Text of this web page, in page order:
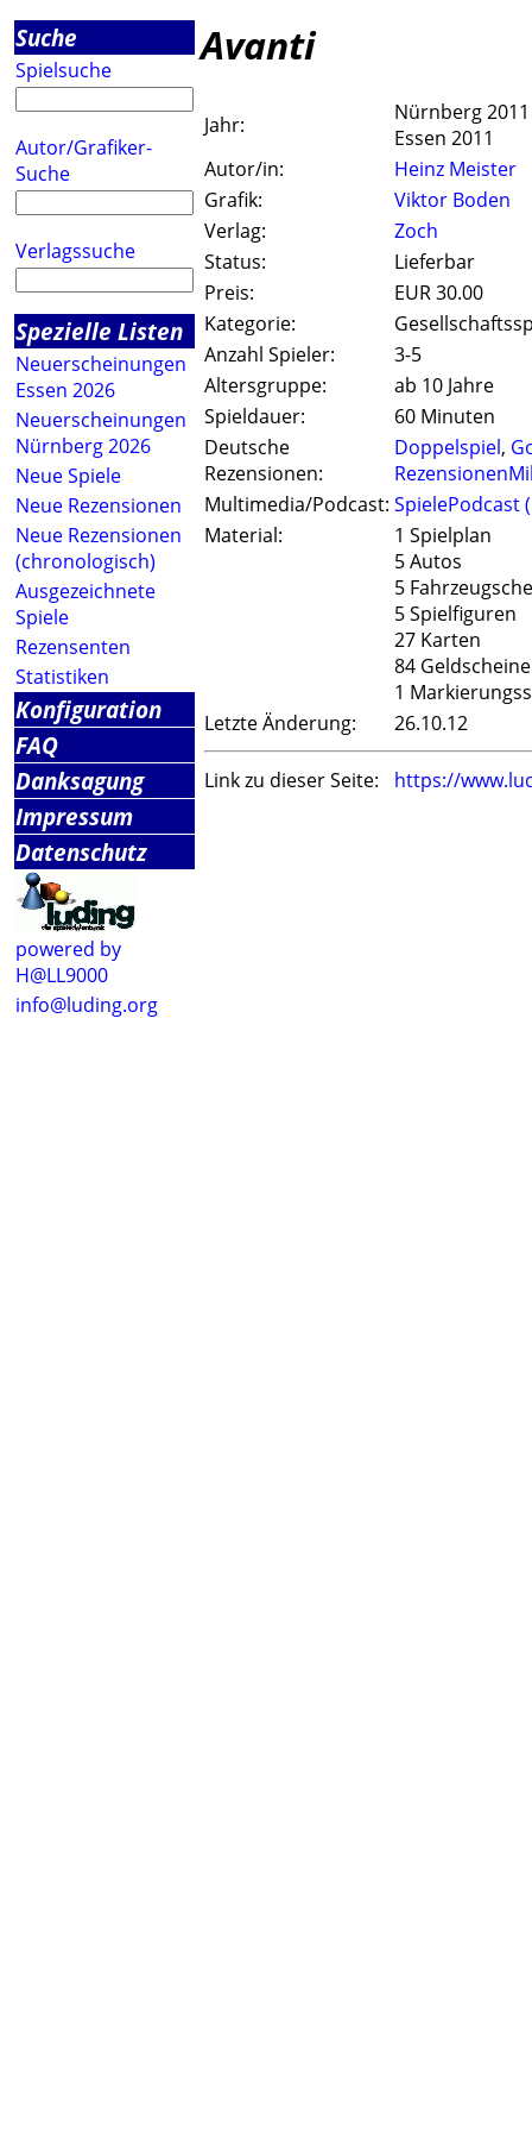
Suche
Spielsuche
Autor/Grafiker-
Suche
Verlagssuche
Spezielle Listen
Neuerscheinungen
Essen 2026
Neuerscheinungen
Nürnberg 2026
Neue Spiele
Neue Rezensionen
Neue Rezensionen
(chronologisch)
Ausgezeichnete
Spiele
Rezensenten
Statistiken
Konfiguration
FAQ
Danksagung
Impressum
Datenschutz
powered by
H@LL9000
info@luding.org
Avanti
Jahr:
Nürnberg 2011
Essen 2011
Autor/in:
Heinz Meister
Grafik:
Viktor Boden
Verlag:
Zoch
Status:
Lieferbar
Preis:
EUR 30.00
Kategorie:
Anzahl Spieler:
3-5
Altersgruppe:
ab 10 Jahre
Spieldauer:
60 Minuten
Deutsche
Rezensionen:
Doppelspiel,
Multimedia/Podcast: SpielePodcast
Material:
1 Spielplan
5 Autos
5
5 Spielfiguren
27 Karten
84 Geldscheine
1
Letzte Änderung:
26.10.12
Link zu dieser Seite: https://